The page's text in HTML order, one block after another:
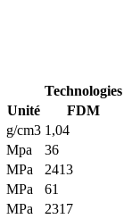
Technologies
Unité
FDM
g/cm3 1,04
Mpa
36
MPa
2413
MPa
61
MPa
2317